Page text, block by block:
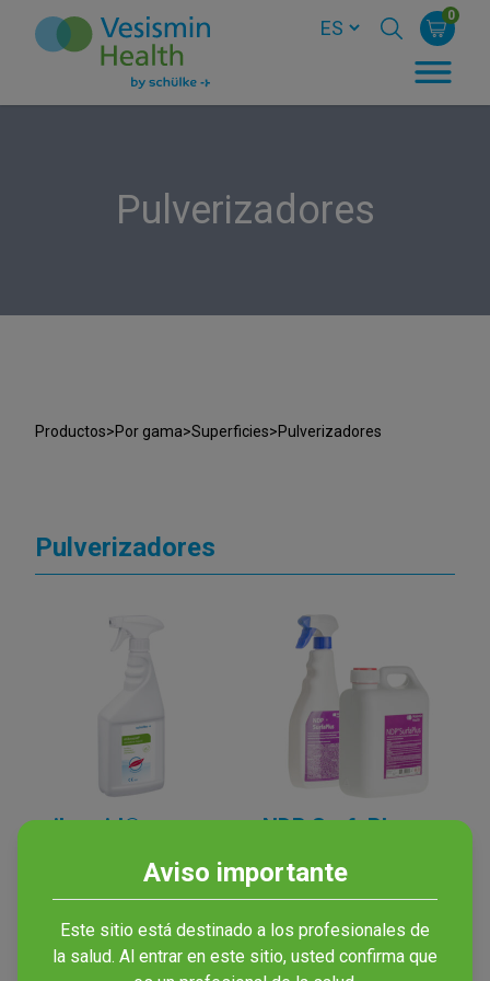
0
Pulverizadores
Productos>Por gama>Superficies>Pulverizadores
Pulverizadores
mikrozid®
sensitive liquid
NDP SurfaPlus
Desinfectante con alcohol
para toda clase de
superficies hospitalarias
Aviso importante
Este sitio está destinado a los profesionales de
la salud. Al entrar en este sitio, usted confirma que